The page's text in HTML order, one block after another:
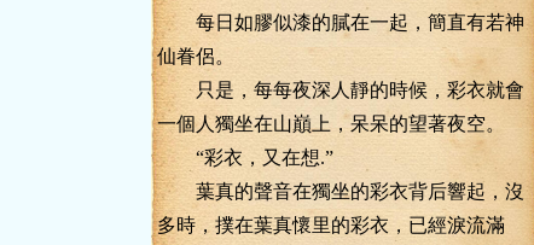
每日如膠似漆的膩在一起，簡直有若神
仙眷侶。
只是，每每夜深人靜的時候，彩衣就會
一個人獨坐在山巔上，呆呆的望著夜空。
“彩衣，又在想.”
葉真的聲音在獨坐的彩衣背后響起，沒
多時，撲在葉真懷里的彩衣，已經淚流滿